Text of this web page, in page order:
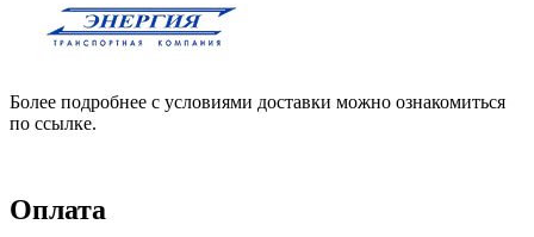
Более подробнее с условиями доставки можно ознакомиться
по ссылке.
Оплата